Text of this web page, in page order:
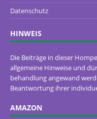
Datenschutz
HINWEIS
Die Beiträge in dieser
allgemeine Hinweise und
behandlung angewand
Beantwortung ihrer
AMAZON